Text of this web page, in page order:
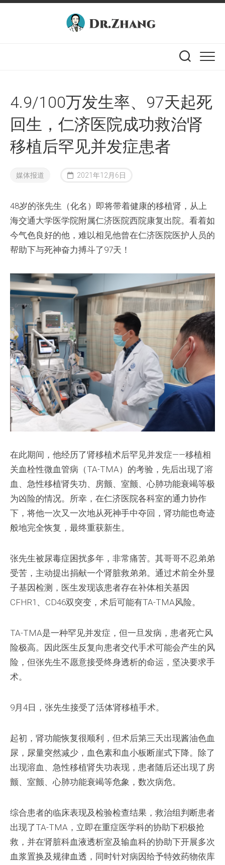
Skip
4.9/100万发生率、97天起死
回生，仁济医院成功救治肾
移植后罕见并发症患者
媒体报道 2021年12月6日
48岁的张先生（化名）即将带着健康的移植肾，从上
海交通大学医学院附属仁济医院西院康复出院。看着如
今气色良好的他，难以相见他曾在仁济医院医护人员的
帮助下与死神奋力搏斗了97天！
在此期间，他经历了肾移植术后罕见并发症——移植相
关血栓性微血管病（TA-TMA）的考验，先后出现了溶
血、急性移植肾失功、房颤、室颤、心肺功能衰竭等极
为凶险的情况。所幸，在仁济医院各科室的通力协作
下，将他一次又一次地从死神手中夺回，肾功能也奇迹
般地完全恢复，最终重获新生。
张先生被尿毒症困扰多年，非常痛苦。其哥哥不忍弟弟
受苦，主动提出捐献一个肾脏救弟弟。通过术前全外显
子基因检测，医生发现该患者存在补体相关基因
CFHR1、CD46双突变，术后可能有TA-TMA风险。
TA-TMA是一种罕见并发症，但一旦发病，患者死亡风
险极高。因此医生反复向患者交代手术可能会产生的风
险，但张先生不愿意接受终身透析的命运，坚决要求手
术。
9月4日，张先生接受了活体肾移植手术。
起初，肾功能恢复很顺利，但术后第三天出现酱油色血
尿，尿量突然减少，血色素和血小板断崖式下降。除了
出现溶血、急性移植肾失功表现，患者随后还出现了房
颤、室颤、心肺功能衰竭等危象，数次病危。
综合患者的临床表现及检验检查结果，救治组判断患者
出现了TA-TMA，立即在重症医学科的协助下积极抢
救，并在肾脏科血液透析室及输血科的协助下开展多次
血浆置换及规律血透，同时针对病因给予特效药物依库